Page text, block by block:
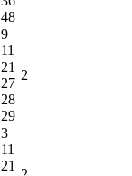
48
9
11
21
27
28
29
2
3
11
21